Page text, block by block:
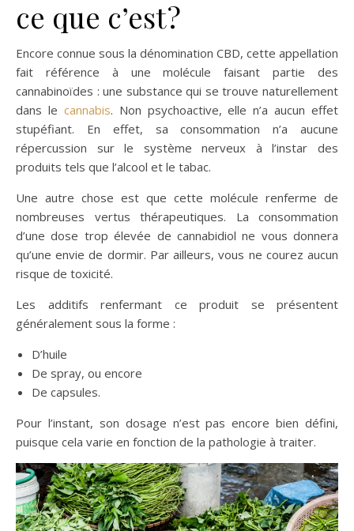
ce que c’est ?
Encore connue sous la dénomination CBD, cette appellation
fait référence à une molécule faisant partie des
cannabinoïdes : une substance qui se trouve naturellement
dans le cannabis. Non psychoactive, elle n’a aucun effet
stupéfiant. En effet, sa consommation n’a aucune
répercussion sur le système nerveux à l’instar des
produits tels que l’alcool et le tabac.
Une autre chose est que cette molécule renferme de
nombreuses vertus thérapeutiques. La consommation
d’une dose trop élevée de cannabidiol ne vous donnera
qu’une envie de dormir. Par ailleurs, vous ne courez aucun
risque de toxicité.
Les additifs renfermant ce produit se présentent
généralement sous la forme :
D’huile
De spray, ou encore
De capsules.
Pour l’instant, son dosage n’est pas encore bien défini,
puisque cela varie en fonction de la pathologie à traiter.